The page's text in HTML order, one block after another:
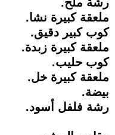
ملعقة كبيرة نشا.
كوب كبير دقيق.
ملعقة كبيرة زبدة.
كوب حليب.
ملعقة كبيرة خل.
بيضة.
رشة فلفل أسود.